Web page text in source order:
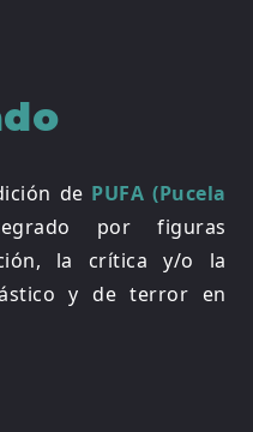
de PUFA (Pucela
por figuras
la crítica y/o la
y de terror en